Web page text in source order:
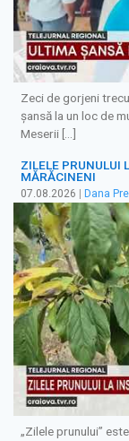
Zeci de gorjeni
șansă la un loc de
Meserii […]
ZILELE PRUNULUI
MĂRĂCINENI
07.08.2026 | Dana
„Zilele prunului”